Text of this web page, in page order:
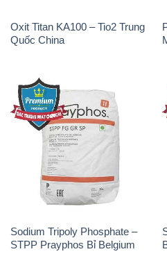
Sodium Tripoly Phosphate –
STPP Prayphos Bỉ Belgium